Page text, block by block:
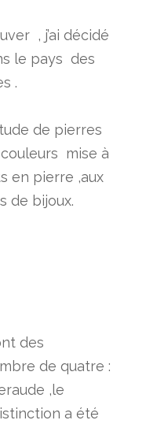
, j’ai décidé
le pays des
.
de pierres
mise à
en pierre ,aux
de bijoux.
des
de quatre :
,le
a été